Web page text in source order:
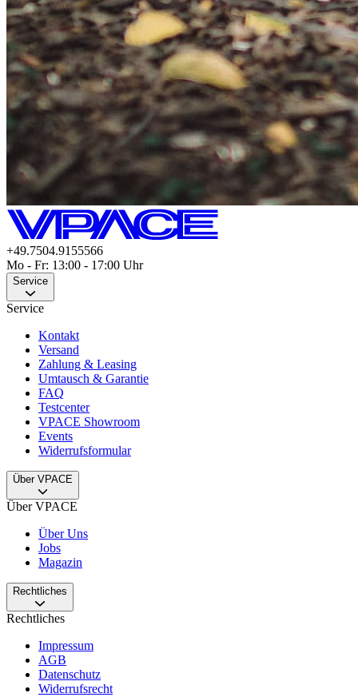
+49.7504.9155566
Mo - Fr: 13:00 - 17:00 Uhr
Service
Service
Kontakt
Versand
Zahlung & Leasing
Umtausch & Garantie
FAQ
Testcenter
VPACE Showroom
Events
Widerrufsformular
Über VPACE
Über VPACE
Über Uns
Jobs
Magazin
Rechtliches
Rechtliches
Impressum
AGB
Datenschutz
Widerrufsrecht